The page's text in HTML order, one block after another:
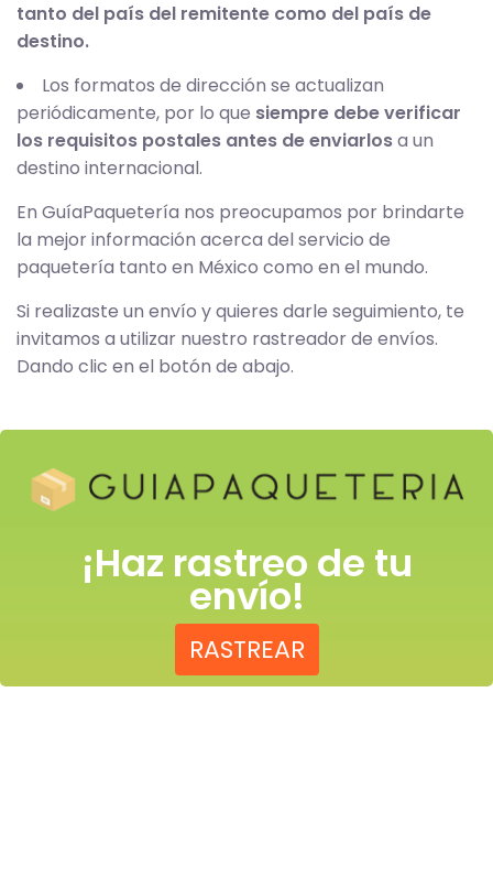
tanto del país del remitente como del país de
destino.
Los formatos de dirección se actualizan
periódicamente, por lo que siempre debe verificar
los requisitos postales antes de enviarlosa un
destino internacional.
En GuíaPaquetería nos preocupamos por brindarte
la mejor información acerca del servicio de
paquetería tanto en México como en el mundo.
Si realizaste un envío y quieres darle seguimiento, te
invitamos a utilizar nuestro rastreador de envíos.
Dando clic en el botón de abajo.
¡Haz rastreo de tu
envío!
RASTREAR